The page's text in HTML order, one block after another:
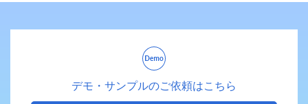
デモ・サンプルのご依頼はこちら